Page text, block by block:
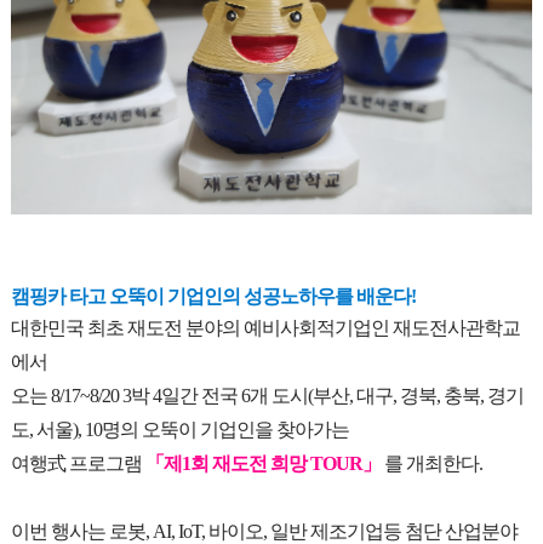
캠핑카 타고 오뚝이 기업인의 성공노하우를 배운다!
대한민국 최초 재도전 분야의 예비사회적기업인 재도전사관학교
에서
오는 8/17~8/20 3박 4일간 전국 6개 도시(부산, 대구, 경북, 충북, 경기
도, 서울), 10명의 오뚝이 기업인을 찾아가는
여행式 프로그램
「제1회 재도전 희망 TOUR」 를 개최한다.
이번 행사는 로봇, AI, IoT, 바이오, 일반 제조기업등 첨단 산업분야